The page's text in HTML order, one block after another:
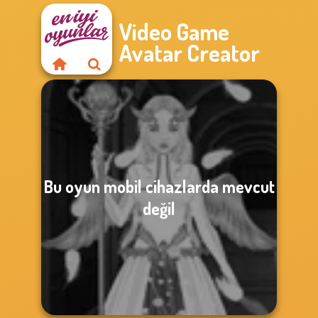
Video Game
Avatar Creator
Bu oyun mobil cihazlarda mevcut
değil